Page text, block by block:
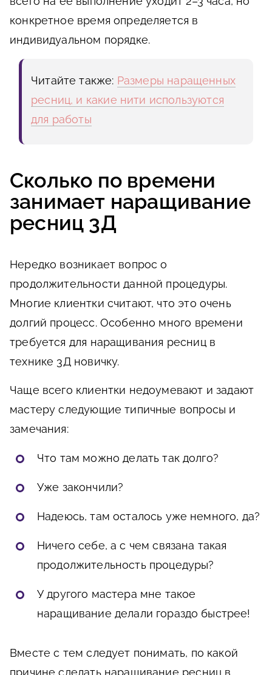
конкретное время определяется в
индивидуальном порядке.
Читайте также: Размеры наращенных
ресниц, и какие нити используются
для работы
Сколько по времени
занимает наращивание
ресниц 3Д
Нередко возникает вопрос о
продолжительности данной процедуры.
Многие клиентки считают, что это очень
долгий процесс. Особенно много времени
требуется для наращивания ресниц в
технике 3Д новичку.
Чаще всего клиентки недоумевают и задают
мастеру следующие типичные вопросы и
замечания:
Что там можно делать так долго?
Уже закончили?
Надеюсь, там осталось уже немного, да?
Ничего себе, а с чем связана такая
продолжительность процедуры?
У другого мастера мне такое
наращивание делали гораздо быстрее!
Вместе с тем следует понимать, по какой
причине сделать наращивание ресниц в